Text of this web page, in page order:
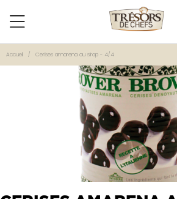
Accueil Cerises amarena au sirop - 4/4